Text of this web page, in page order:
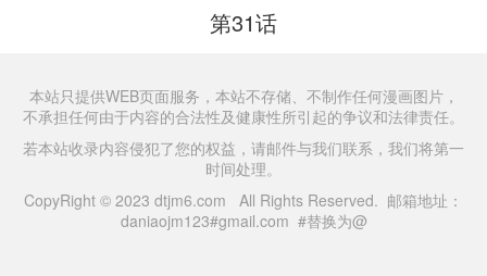
第31话
本站只提供WEB页面服务，本站不存储、不制作任何漫画图片，
不承担任何由于内容的合法性及健康性所引起的争议和法律责任。
若本站收录内容侵犯了您的权益，请邮件与我们联系，我们将第一
时间处理。
CopyRight © 2023 dtjm6.com All Rights Reserved. 邮箱地址：
daniaojm123#gmail.com #替换为@